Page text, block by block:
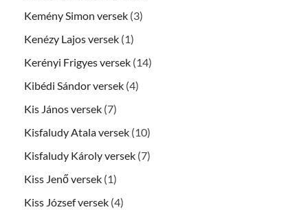
Kemény Simon versek (3)
Kenézy Lajos versek (1)
Kerényi Frigyes versek (14)
Kibédi Sándor versek (4)
Kis János versek (7)
Kisfaludy Atala versek (10)
Kisfaludy Károly versek (7)
Kiss Jenő versek (1)
Kiss József versek (4)